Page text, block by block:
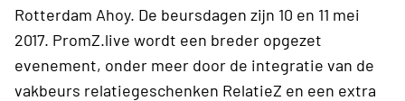
Rotterdam Ahoy. De beursdagen zijn 10 en 11 mei
2017. PromZ.live wordt een breder opgezet
evenement, onder meer door de integratie van de
vakbeurs relatiegeschenken RelatieZ en een extra